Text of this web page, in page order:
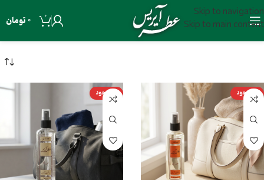
Skip to navigation
Skip to main content
0
0تومان
ناموجود ناموجود